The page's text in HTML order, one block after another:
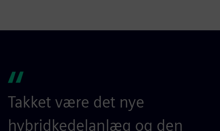
Takket være det nye
hybridkedelanlæg og den